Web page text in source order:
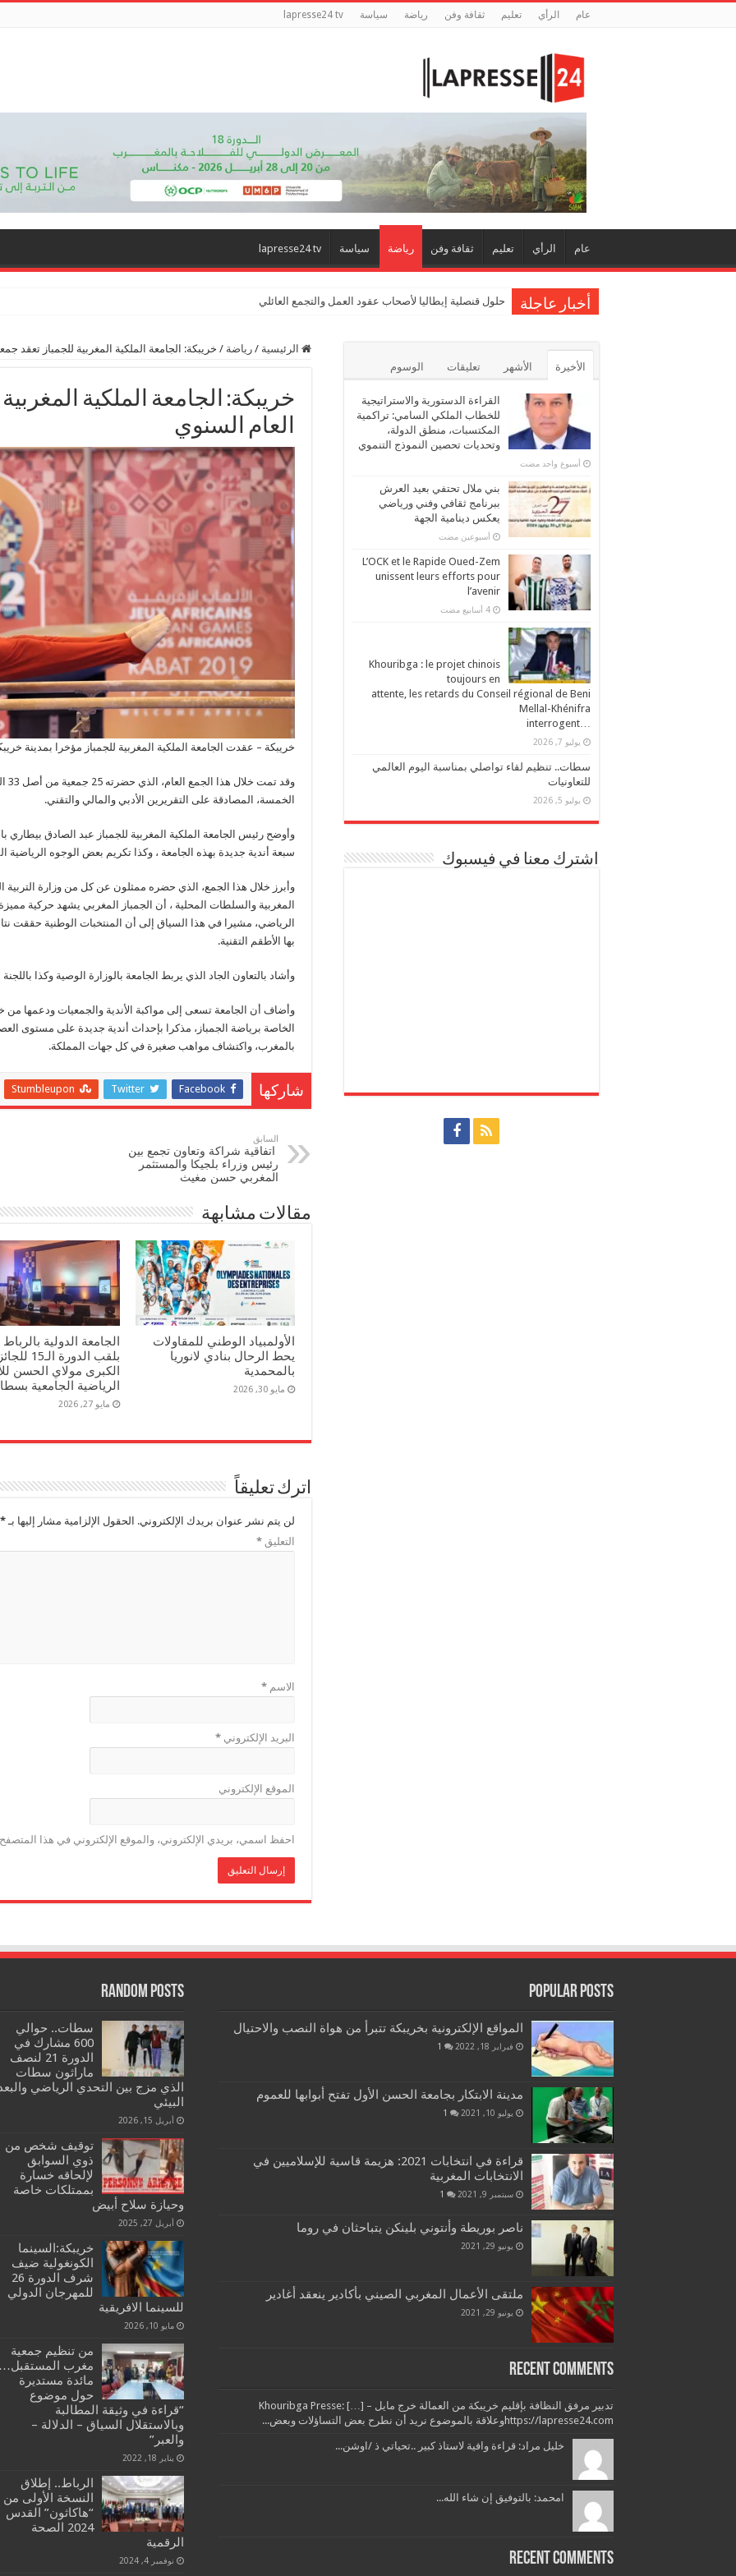
عام الرأي تعليم ثقافة وفن رياضة سياسة lapresse24 tv
عام الرأي تعليم ثقافة وفن رياضة سياسة lapresse24 tv
أخبار عاجلة حلول قنصلية إيطاليا لأصحاب عقود العمل والتجمع العائلي
الرئيسية / رياضة / خريبكة: الجامعة الملكية المغربية للجمباز تعقد
خريبكة: الجامعة الملكية
العام السنوي
خريبكة – عقدت الجامعة الملكية المغربية للجمباز مؤخرا بمدينة خريبكة
الخمسة، المصادقة على التقريرين الأدبي والمالي والتقني.
وأوضح رئيس الجامعة الملكية المغربية للجمباز عبد الصادق بيطاري
سبعة أندية جديدة بهذه الجامعة ، وكذا تكريم بعض الوجوه الرياضية
وأبرز خلال هذا الجمع، الذي حضره ممثلون عن كل من وزارة التربية
المغربية والسلطات المحلية ، أن الجمباز المغربي يشهد حركية
الرياضي، مشيرا في هذا السياق إلى أن المنتخبات الوطنية حققت
بها الأطقم التقنية.
وأشاد بالتعاون الجاد الذي يربط الجامعة بالوزارة الوصية وكذا باللجنة
وأضاف أن الجامعة تسعى إلى مواكبة الأندية والجمعيات ودعمها من
الخاصة برياضة الجمباز، مذكرا بإحداث أندية جديدة على مستوى
بالمغرب، واكتشاف مواهب صغيرة في كل جهات المملكة.
شاركها Facebook
Twitter
Stumbleupon
السابق
‎ اتفاقية شراكة وتعاون تجمع بين
رئيس وزراء بلجيكا والمستثمر
المغربي حسن مغيث
مقالات مشابهة
الأولمبياد الوطني للمقاولات
يحط الرحال بنادي لانوريا
بالمحمدية
مايو 30, 2026
الجامعة الدولية
بلقب الدورة الـ15
الكبرى مولاي الحسن
الرياضية الجامعية
مايو 27, 2026
اترك تعليقاً
لن يتم نشر عنوان بريدك الإلكتروني. الحقول الإلزامية مشار إليها بـ *
التعليق *
الاسم *
البريد الإلكتروني *
الموقع الإلكتروني
احفظ اسمي، بريدي الإلكتروني، والموقع الإلكتروني في هذا
الأخيرة الأشهر تعليقات الوسوم
القراءة الدستورية والاستراتيجية
للخطاب الملكي السامي: تراكمية
المكتسبات، منطق الدولة،
وتحديات تحصين النموذج التنموي
‏أسبوع واحد مضت
بني ملال تحتفي بعيد العرش
ببرنامج ثقافي وفني ورياضي
يعكس دينامية الجهة
‏أسبوعين مضت
L’OCK et le Rapide Oued-Zem
unissent leurs efforts pour
l’avenir
Khouribga : le projet chinois
toujours en
attente, les retards du Conseil régional de Beni
Mellal-Khénifra
يوليو 7, 2026
سطات.. تنظيم لقاء تواصلي بمناسبة اليوم العالمي
للتعاونيات
يوليو 5, 2026
اشترك معنا في فيسبوك
Popular Posts
المواقع الإلكترونية بخريبكة تتبرأ من هواة النصب والاحتيال
فبراير 18, 2022 1
مدينة الابتكار بجامعة الحسن الأول تفتح أبوابها للعموم
يوليو 10, 2021 1
قراءة في انتخابات 2021: هزيمة قاسية للإسلاميين في
الانتخابات المغربية
سبتمبر 9, 2021 1
ناصر بوريطة وأنتوني بلينكن يتباحثان في روما
يونيو 29, 2021
ملتقى الأعمال المغربي الصيني بأكادير ينعقد أغادير
يونيو 29, 2021
Recent Comments
تدبير مرفق النظافة بإقليم خريبكة من العمالة خرج مايل – Khouribga Presse: […]
https://lapresse24.comوعلاقة بالموضوع نريد أن نطرح بعض التساؤلات وبعض...
خليل مراد: قراءة وافية لاستاذ كبير ..تحياتي ذ /اوشن...
امحمد: بالتوفيق إن شاء الله...
Recent Comments
Random Posts
سطات.. حوالي
600 مشارك في
الدورة 21 لنصف
ماراثون سطات
الذي مزج بين التحدي الرياضي
البيئي
أبريل 15, 2026
توقيف شخص من
ذوي السوابق
لإلحاقه خسارة
بممتلكات خاصة
وحيازة سلاح أبيض
أبريل 27, 2025
خريبكة:السينما
الكونغولية ضيف
شرف الدورة 26
للمهرجان الدولي
للسينما الافريقية
مايو 10, 2026
من تنظيم جمعية
مغرب المستقبل…
مائدة مستديرة
حول موضوع
“قراءة في وثيقة المطالبة
وبالاستقلال السياق – الدلالة –
والعبر”
يناير 18, 2022
الرباط.. إطلاق
النسخة الأولى من
“هاكاثون” القدس
2024 الصحة
الرقمية
نوفمبر 4, 2024